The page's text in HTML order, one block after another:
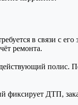
в связи с его
ремонта.
полис.
ДТП,